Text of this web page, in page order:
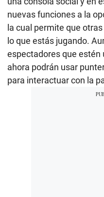
nuevas funciones a la
la cual permite que
lo que estás jugando.
espectadores que
ahora podrán usar
para interactuar con la